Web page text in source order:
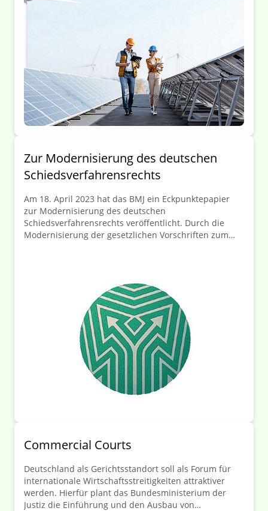
Zur Modernisierung des deutschen
Schiedsverfahrensrechts
Am 18. April 2023 hat das BMJ ein Eckpunktepapier
zur Modernisierung des deutschen
Schiedsverfahrensrechts veröffentlicht. Durch die
Modernisierung der gesetzlichen Vorschriften zum
Commercial Courts
Deutschland als Gerichtsstandort soll als Forum für
internationale Wirtschaftsstreitigkeiten attraktiver
werden. Hierfür plant das Bundesministerium der
Justiz die Einführung und den Ausbau von